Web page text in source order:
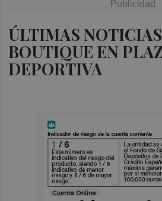
ÚLTIMAS
BOUTIQUE EN
DEPORTIVA